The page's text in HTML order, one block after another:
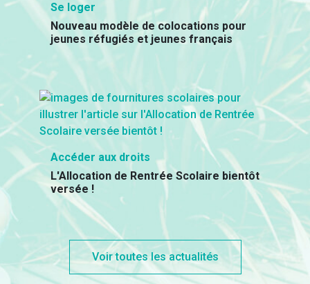
Se loger
Nouveau modèle de colocations pour
jeunes réfugiés et jeunes français
Accéder aux droits
L'Allocation de Rentrée Scolaire bientôt
versée !
Voir toutes les actualités